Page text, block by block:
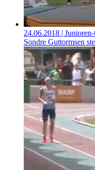
24.06.2018 |
Sondre Guttormsen